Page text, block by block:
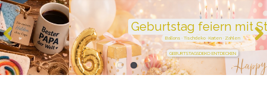
Geburtstag feiern mit Stil
Ballons · Tischdeko · Karten · Zahlen
GEBURTSTAGSDEKO ENTDECKEN